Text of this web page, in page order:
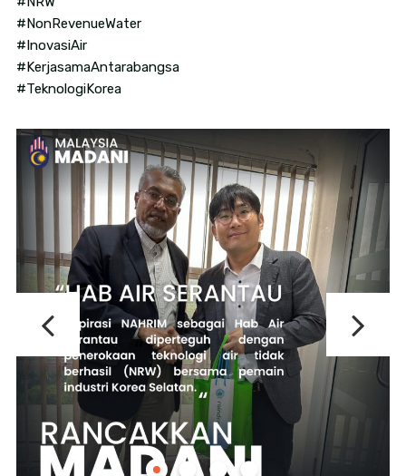
#NonRevenueWater
#InovasiAir
#KerjasamaAntarabangsa
#TeknologiKorea